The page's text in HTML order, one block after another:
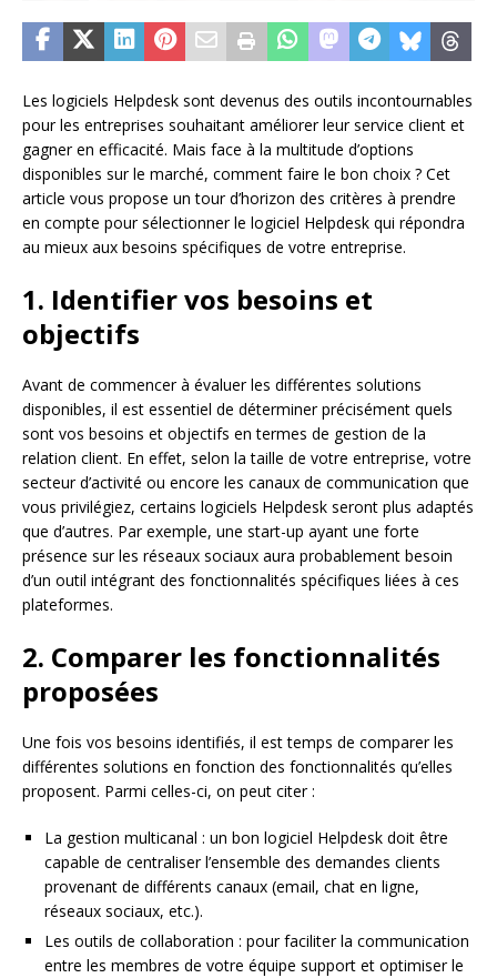
Les logiciels Helpdesk sont devenus des outils incontournables
pour les entreprises souhaitant améliorer leur service client et
gagner en efficacité. Mais face à la multitude d’options
disponibles sur le marché, comment faire le bon choix ? Cet
article vous propose un tour d’horizon des critères à prendre
en compte pour sélectionner le logiciel Helpdesk qui répondra
au mieux aux besoins spécifiques de votre entreprise.
1. Identifier vos besoins et
objectifs
Avant de commencer à évaluer les différentes solutions
disponibles, il est essentiel de déterminer précisément quels
sont vos besoins et objectifs en termes de gestion de la
relation client. En effet, selon la taille de votre entreprise, votre
secteur d’activité ou encore les canaux de communication que
vous privilégiez, certains logiciels Helpdesk seront plus adaptés
que d’autres. Par exemple, une start-up ayant une forte
présence sur les réseaux sociaux aura probablement besoin
d’un outil intégrant des fonctionnalités spécifiques liées à ces
plateformes.
2. Comparer les fonctionnalités
proposées
Une fois vos besoins identifiés, il est temps de comparer les
différentes solutions en fonction des fonctionnalités qu’elles
proposent. Parmi celles-ci, on peut citer :
La gestion multicanal : un bon logiciel Helpdesk doit être
capable de centraliser l’ensemble des demandes clients
provenant de différents canaux (email, chat en ligne,
réseaux sociaux, etc.).
Les outils de collaboration : pour faciliter la communication
entre les membres de votre équipe support et optimiser le